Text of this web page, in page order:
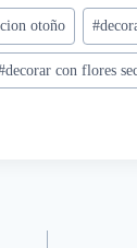
otoño #
decorar con flores